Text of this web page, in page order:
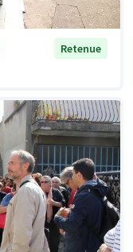
Retenue